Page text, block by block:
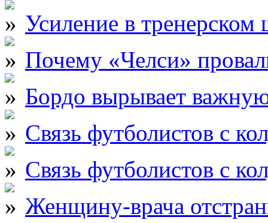
Усиление в
Почему «Челси»
Бордо вырывает
Связь футболистов с
Связь футболистов с
Женщину-врача